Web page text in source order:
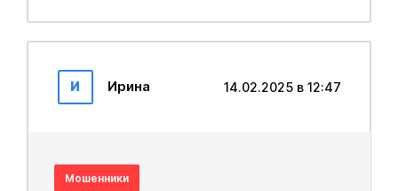
И Ирина 14.02.2025 в 12:47
Мошенники